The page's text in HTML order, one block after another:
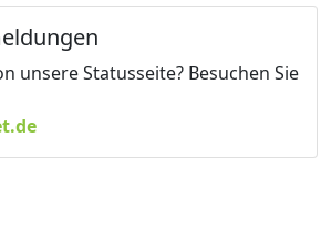
unsere Statusseite? Besuchen Sie